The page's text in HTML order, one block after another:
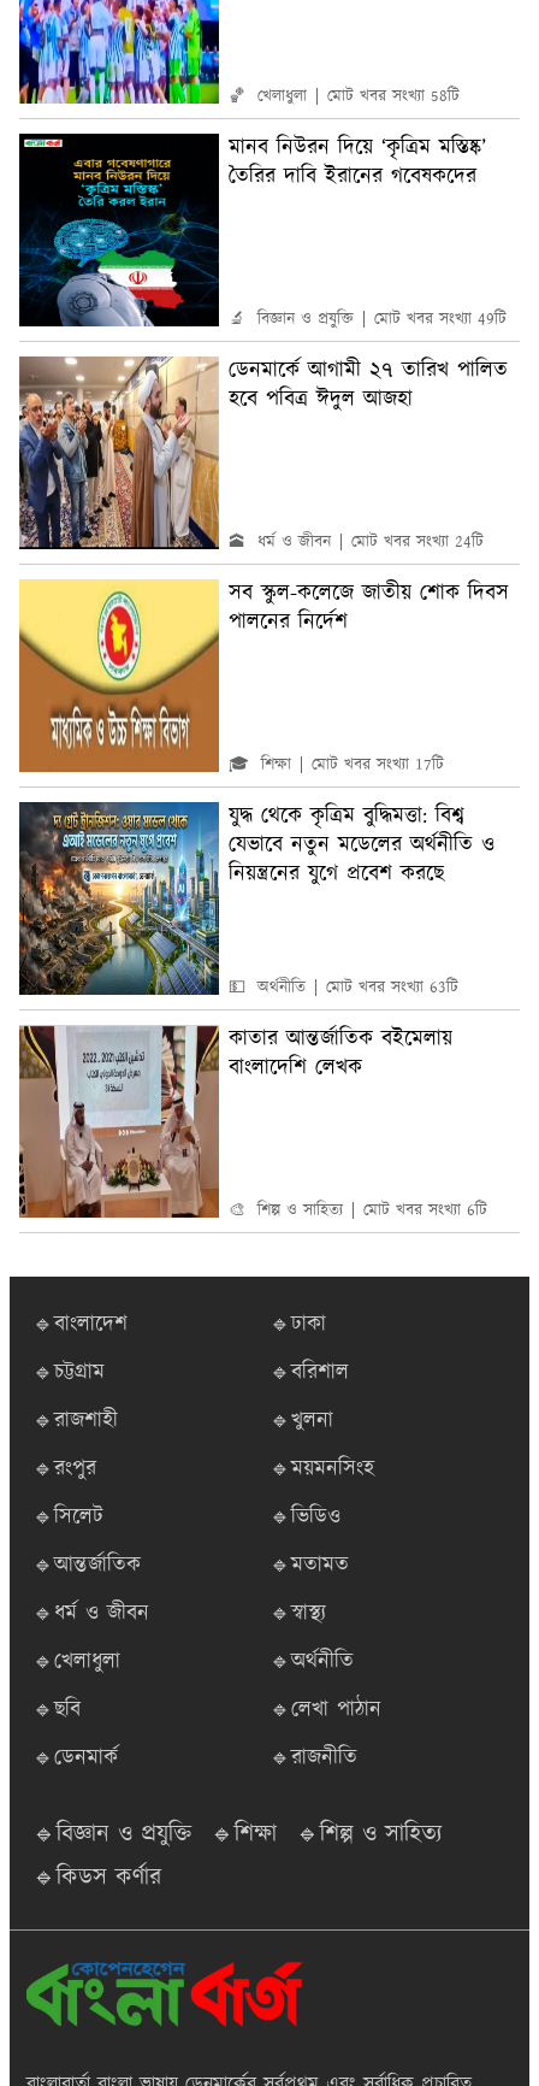
🏀 খেলাধুলা মোট খবর সংখ্যা 58টি
মানব নিউরন দিয়ে ‘কৃত্রিম মস্তিষ্ক’
তৈরির দাবি ইরানের গবেষকদের
🔬 বিজ্ঞান ও প্রযুক্তি মোট খবর সংখ্যা 49টি
ডেনমার্কে আগামী ২৭ তারিখ পালিত
হবে পবিত্র ঈদুল আজহা
🕋 ধর্ম ও জীবন মোট খবর সংখ্যা 24টি
সব স্কুল-কলেজে জাতীয় শোক দিবস
পালনের নির্দেশ
🎓 শিক্ষা মোট খবর সংখ্যা 17টি
যুদ্ধ থেকে কৃত্রিম বুদ্ধিমত্তা: বিশ্ব
যেভাবে নতুন মডেলের অর্থনীতি ও
নিয়ন্ত্রনের যুগে প্রবেশ করছে
💵 অর্থনীতি মোট খবর সংখ্যা 63টি
কাতার আন্তর্জাতিক বইমেলায়
বাংলাদেশি লেখক
🎨 শিল্প ও সাহিত্য মোট খবর সংখ্যা 6টি
🔹বাংলাদেশ
🔹ঢাকা
🔹চট্টগ্রাম
🔹বরিশাল
🔹রাজশাহী
🔹খুলনা
🔹রংপুর
🔹ময়মনসিংহ
🔹সিলেট
🔹ভিডিও
🔹আন্তর্জাতিক
🔹মতামত
🔹ধর্ম ও জীবন
🔹স্বাস্থ্য
🔹খেলাধুলা
🔹অর্থনীতি
🔹ছবি
🔹লেখা পাঠান
🔹ডেনমার্ক
🔹রাজনীতি
🔹বিজ্ঞান ও প্রযুক্তি 🔹শিক্ষা
🔹শিল্প ও সাহিত্য
🔹কিডস কর্ণার